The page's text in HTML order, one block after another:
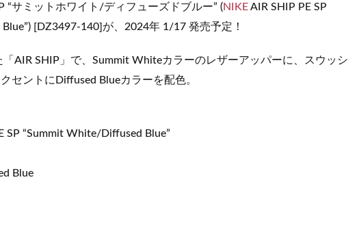
“サミットホワイト/ディフューズドブルー” (NIKEAIR SHIP PE SP
[DZ3497-140]が、2024年 1/17 発売予定！
AIR SHIP」で、Summit Whiteカラーのレザーアッパーに、スウッシ
セントにDiffused Blueカラーを配色。
SP “Summit White/Diffused Blue”
Blue